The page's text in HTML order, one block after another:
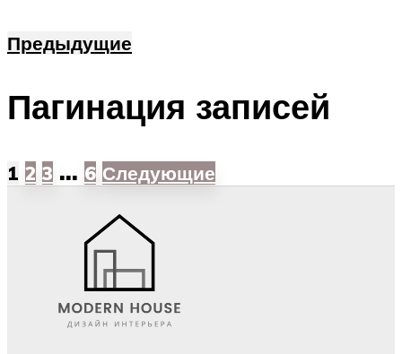
Предыдущие
Пагинация записей
1 2 3 … 6 Следующие